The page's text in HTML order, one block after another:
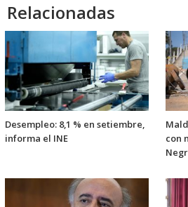
Relacionadas
Desempleo: 8,1 % en setiembre,
informa el INE
con